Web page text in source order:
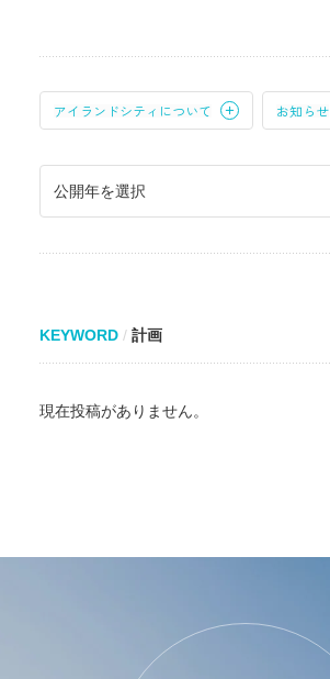
アイランドシティについて お知らせ
公開年を選択
KEYWORD 計画
現在投稿がありません。